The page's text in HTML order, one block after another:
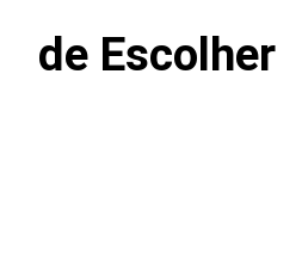
de Escolher